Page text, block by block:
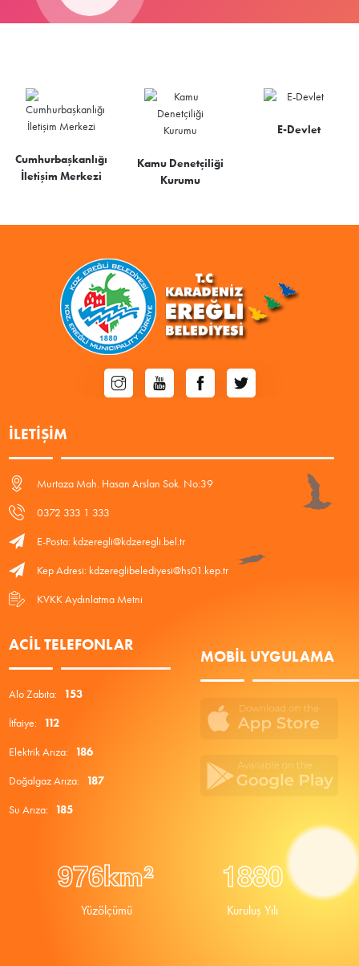
Cumhurbaşkanlığı
İletişim Merkezi
Kamu Denetçiliği
Kurumu
E-Devlet
İLETIŞIM
Murtaza Mah. Hasan Arslan Sok. No:39
0372 333 1 333
E-Posta: kdzeregli@kdzeregli.bel.tr
Kep Adresi: kdzereglibelediyesi@hs01.kep.tr
KVKK Aydınlatma Metni
ACIL TELEFONLAR
Alo Zabıta: 153
İtfaiye: 112
Elektrik Arıza: 186
Doğalgaz Arıza: 187
Su Arıza: 185
MOBIL UYGULAMA
976km²
Yüzölçümü
1880
Kuruluş Yılı